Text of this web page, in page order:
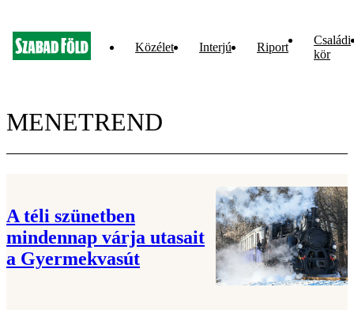
Közélet Interjú Riport
Családi
kör
MENETREND
A téli szünetben
mindennap várja utasait
a Gyermekvasút